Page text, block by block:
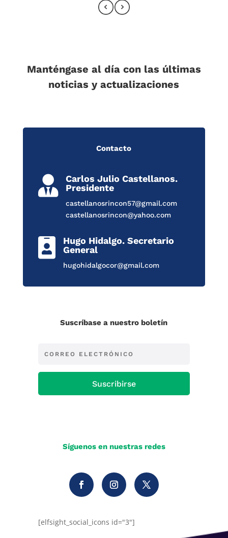
Manténgase al día con las últimas
noticias y actualizaciones
Contacto

Carlos Julio Castellanos.
Presidente
castellanosrincon57@gmail.com
castellanosrincon@yahoo.com

Hugo Hidalgo. Secretario
General
hugohidalgocor@gmail.com
Suscríbase a nuestro boletín
Suscribirse
Síguenos en nuestras redes
[elfsight_social_icons id="3"]